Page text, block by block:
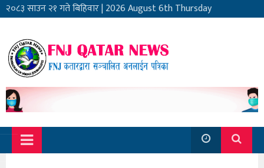
२०८३ साउन २१ गते बिहिवार|2026 August 6th Thursday